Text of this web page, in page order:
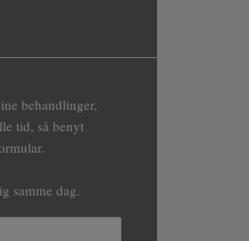
behandlinger,
tid, så benyt
samme dag.